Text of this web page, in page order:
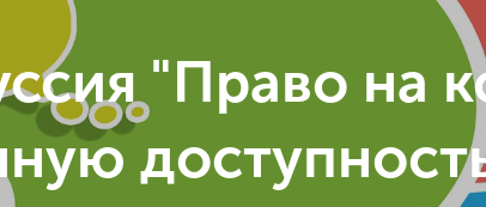
"Право на